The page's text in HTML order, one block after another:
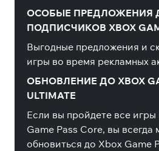
ОСОБЫЕ ПРЕДЛОЖЕНИЯ
ПОДПИСЧИКОВ XBOX
Выгодные предложения и
игры во время рекламных
ОБНОВЛЕНИЕ ДО XBOX
ULTIMATE
Если вы пройдете все
Game Pass Core, вы всегда
обновиться до Xbox Game